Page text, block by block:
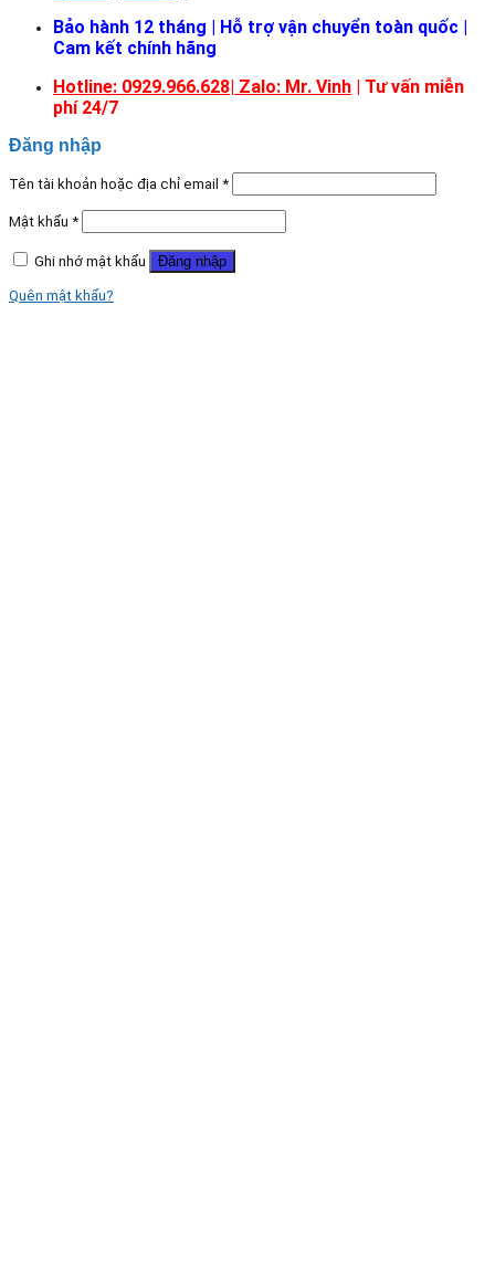
Bảo hành 12 tháng | Hỗ trợ vận chuyển toàn quốc |
Cam kết chính hãng
Hotline: 0929.966.628| Zalo: Mr. Vinh | Tư vấn miễn
phí 24/7
Đăng nhập
Tên tài khoản hoặc địa chỉ email *
Mật khẩu *
Ghi nhớ mật khẩu Đăng nhập
Quên mật khẩu?